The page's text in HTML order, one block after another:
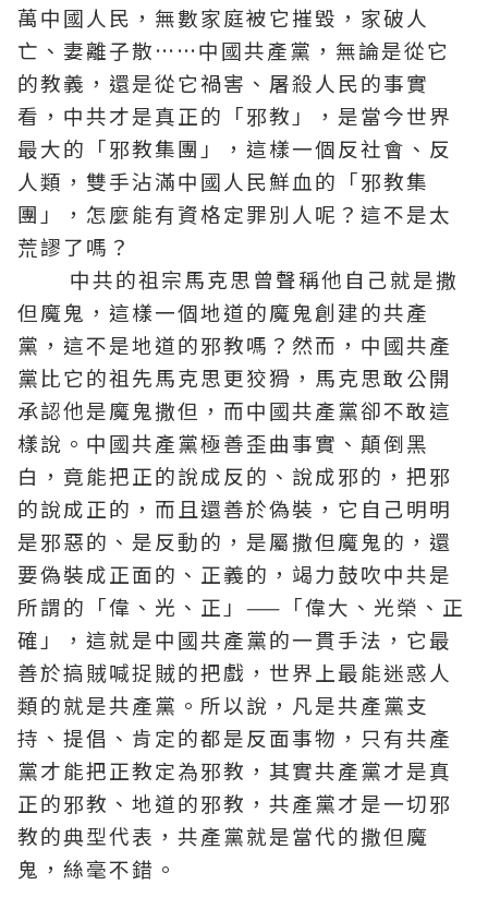
萬中國人民，無數家庭被它摧毀，家破人
亡、妻離子散……中國共產黨，無論是從它
的教義，還是從它禍害、屠殺人民的事實
看，中共才是真正的「邪教」，是當今世界
最大的「邪教集團」，這樣一個反社會、反
人類，雙手沾滿中國人民鮮血的「邪教集
團」，怎麼能有資格定罪別人呢？這不是太
荒謬了嗎？
中共的祖宗馬克思曾聲稱他自己就是撒
但魔鬼，這樣一個地道的魔鬼創建的共產
黨，這不是地道的邪教嗎？然而，中國共產
黨比它的祖先馬克思更狡猾，馬克思敢公開
承認他是魔鬼撒但，而中國共產黨卻不敢這
樣說。中國共產黨極善歪曲事實、顛倒黑
白，竟能把正的說成反的、說成邪的，把邪
的說成正的，而且還善於偽裝，它自己明明
是邪惡的、是反動的，是屬撒但魔鬼的，還
要偽裝成正面的、正義的，竭力鼓吹中共是
所謂的「偉、光、正」——「偉大、光榮、正
確」，這就是中國共產黨的一貫手法，它最
善於搞賊喊捉賊的把戲，世界上最能迷惑人
類的就是共產黨。所以說，凡是共產黨支
持、提倡、肯定的都是反面事物，只有共產
黨才能把正教定為邪教，其實共產黨才是真
正的邪教、地道的邪教，共產黨才是一切邪
教的典型代表，共產黨就是當代的撒但魔
鬼，絲毫不錯。